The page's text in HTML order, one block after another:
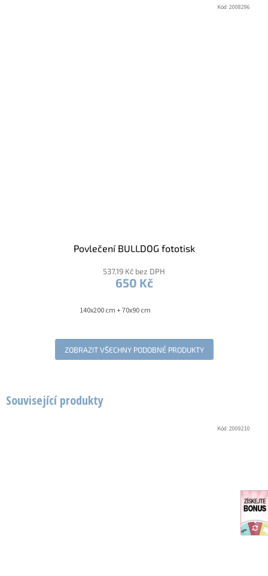
Související produkty
Kód:2009210
Povlečení BULLDOG fototisk
537,19 Kč bez DPH
650 Kč
140x200 cm + 70x90 cm
Kód:2008296
ZOBRAZIT VŠECHNY PODOBNÉ PRODUKTY